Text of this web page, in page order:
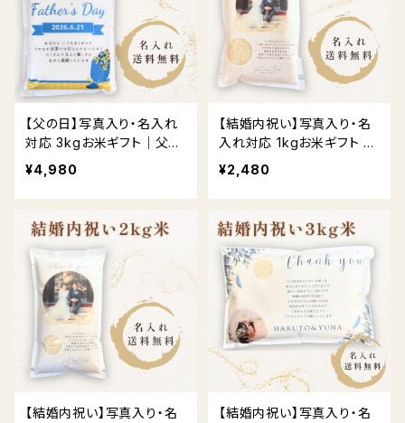
【父の日】写真入り・名入れ
対応 3kgお米ギフト｜父の
日限定デザイン
¥4,980
【結婚内祝い】写真入り・名
入れ対応 1kgお米ギフト 送
料無料
¥2,480
【結婚内祝い】写真入り・名
【結婚内祝い】写真入り・名